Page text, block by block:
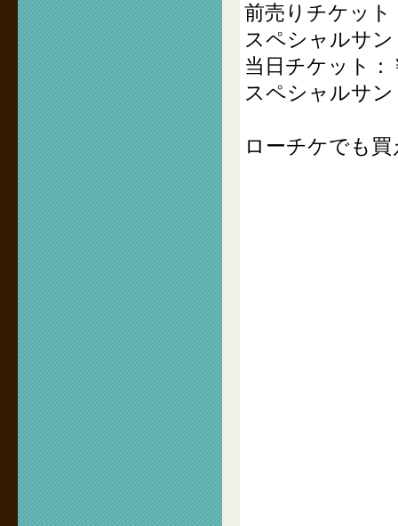
前売りチケット
スペシャルサ
当日チケット：
スペシャルサ
ローチケでも